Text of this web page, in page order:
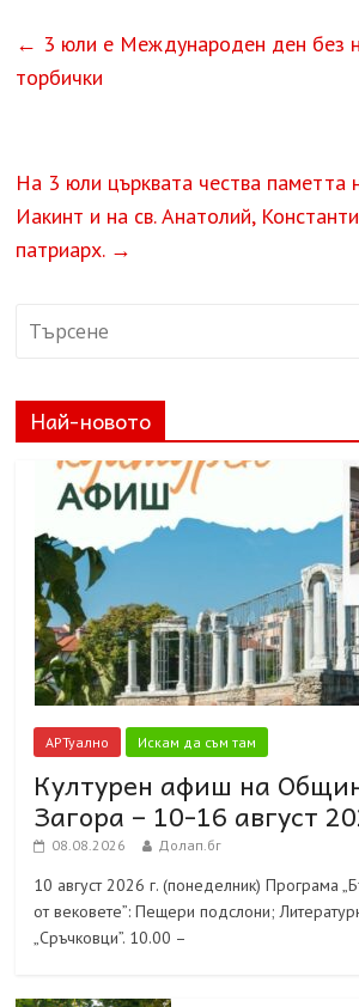
← 3 юли е Международен ден без
торбички
На 3 юли църквата чества паметта
Иакинт и на св. Анатолий,
патриарх. →
Най-новото
АРТуално Искам да съм там
Културен афиш на
Загора – 10-16 август
08.08.2026 Долап.бг
10 август 2026 г. (понеделник) Програма
от вековете”: Пещери подслони;
„Сръчковци”. 10.00 –